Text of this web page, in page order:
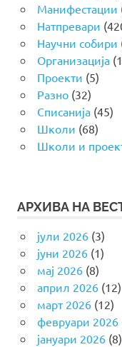
Манифестации
Натпревари
Научни собири
Организација
Проекти (5)
Разно(32)
Списанија(45)
Школи (68)
Школи и
АРХИВА НА
јули 2026(3)
јуни 2026(1)
мај 2026(8)
април 2026(12)
март 2026(12)
февруари 2026
јануари 2026(8)